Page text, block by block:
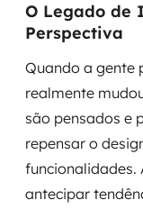
O Legado de
Perspectiva
Quando a gente
realmente
são pensados e
repensar o
funcionalidades.
antecipar